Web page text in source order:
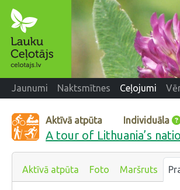
Jaunumi Naktsmītnes Ceļojumi
Aktīvā atpūta Individuāla
A tour of Lithuania’s
Aktīvā atpūta Foto Maršruts